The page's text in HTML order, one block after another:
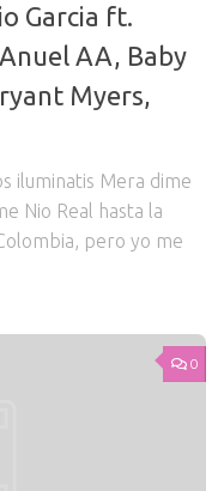
Garcia ft.
AA, Baby
Myers,
iluminatis Mera dime
Nio Real hasta la
pero yo me
0